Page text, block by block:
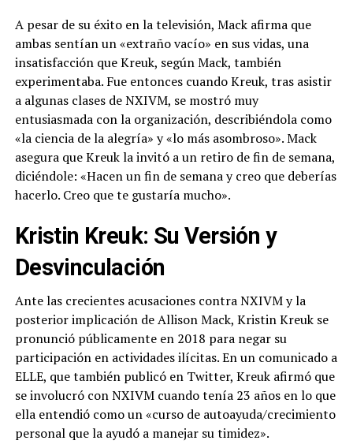
A pesar de su éxito en la televisión, Mack afirma que
ambas sentían un «extraño vacío» en sus vidas, una
insatisfacción que Kreuk, según Mack, también
experimentaba. Fue entonces cuando Kreuk, tras asistir
a algunas clases de NXIVM, se mostró muy
entusiasmada con la organización, describiéndola como
«la ciencia de la alegría» y «lo más asombroso». Mack
asegura que Kreuk la invitó a un retiro de fin de semana,
diciéndole: «Hacen un fin de semana y creo que deberías
hacerlo. Creo que te gustaría mucho».
Kristin Kreuk: Su Versión y
Desvinculación
Ante las crecientes acusaciones contra NXIVM y la
posterior implicación de Allison Mack, Kristin Kreuk se
pronunció públicamente en 2018 para negar su
participación en actividades ilícitas. En un comunicado a
ELLE, que también publicó en Twitter, Kreuk afirmó que
se involucró con NXIVM cuando tenía 23 años en lo que
ella entendió como un «curso de autoayuda/crecimiento
personal que la ayudó a manejar su timidez».